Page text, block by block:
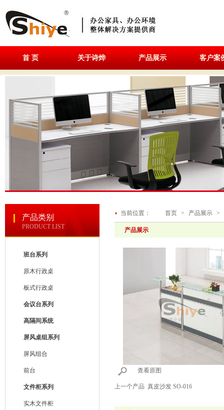
首 页 关于诗烨 产品展示 客户案
产品类别
PRODUCT LIST
班台系列
原木行政桌
板式行政桌
会议台系列
高隔间系统
屏风桌组系列
屏风组合
前台
文件柜系列
实木文件柜
当前位置： 首页 > 产品展示 >
产品展示
查看原图
上一个产品 真皮沙发 SO-016